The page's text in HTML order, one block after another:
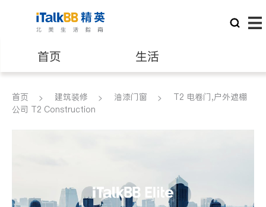
首页 生活
医生 律师
首页 建筑装修 油漆门窗
T2 电卷门,户外遮棚
公司 T2 Construction